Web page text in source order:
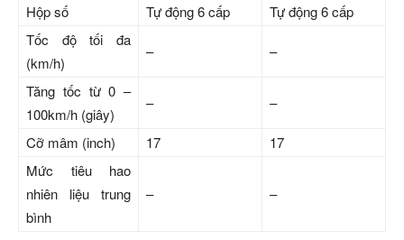
Hộp số
Tự động 6 cấp
Tự động 6 cấp
Tốc độ tối đa
(km/h)
– –
Tăng tốc từ 0 –
100km/h (giây)
– –
Cỡ mâm (inch) 17
17
Mức tiêu hao
nhiên liệu trung
bình
– –